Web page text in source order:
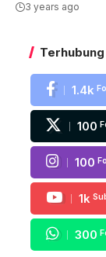
3 years ago
1.4k
100
100
1k
300